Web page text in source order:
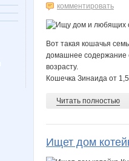
комментировать
Вот такая кошачья
домашнее содержание
возрасту.
Кошечка Зинаида от
Читать полностью
Ищет дом